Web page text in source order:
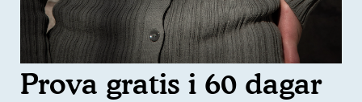
Prova gratis i 60 dagar